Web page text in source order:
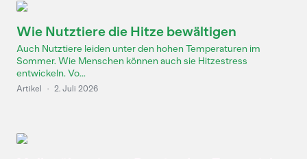
Wie Nutztiere die Hitze bewältigen
Auch Nutztiere leiden unter den hohen Temperaturen im
Sommer. Wie Menschen können auch sie Hitzestress
entwickeln. Vo...
Artikel · 2. Juli 2026